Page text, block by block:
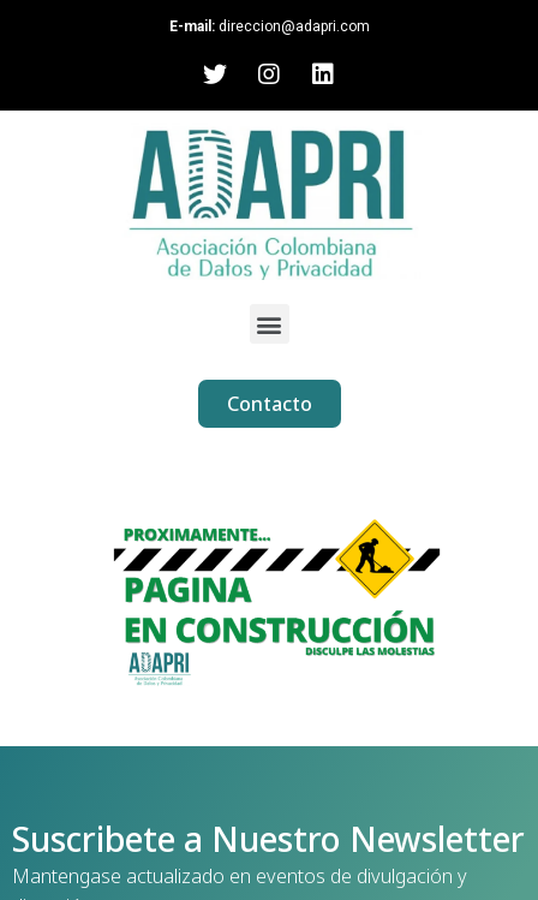
E-mail:direccion@adapri.com
Contacto
Suscribete a Nuestro Newsletter
Mantengase actualizado en eventos de divulgación y